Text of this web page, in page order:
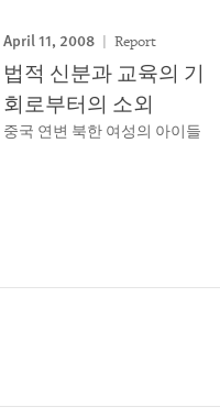
April 11, 2008 Report
법적 신분과 교육의 기
회로부터의 소외
중국 연변 북한 여성의 아이들